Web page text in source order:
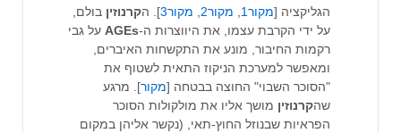
הגליקציה [מקור1 , מקור2 , מקור3 ]. הקרנוזין בולם,
על ידי הקרבת עצמו, את היווצרות ה-AGEsעל גבי
רקמות החיבור, מונע את התקשחות האיברים,
ומאפשר למערכת הניקוז התאית לשטוף את
"הסוכר השבוי" החוצה בבטחה [מקור]. מרגע
שהקרנוזין מושך אליו את מולקולות הסוכר
הפראיות שבנוזל החוץ-תאי, (נקשר אליהן במקום